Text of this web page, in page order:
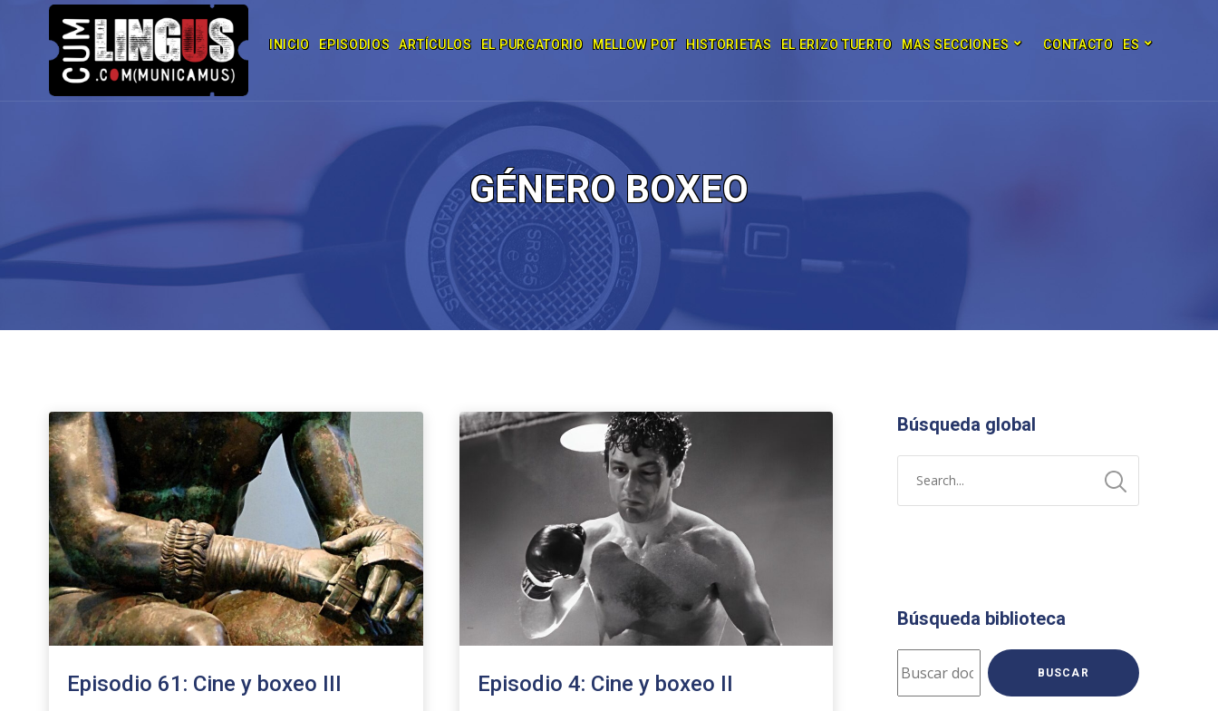
INICIO EPISODIOS ARTÍCULOS EL PURGATORIO MELLOW POT HISTORIETAS EL ERIZO TUERTO MAS SECCIONES CONTACTO ES
GÉNERO BOXEO
Episodio 61: Cine y boxeo III Episodio 4: Cine y boxeo II
Búsqueda global
Búsqueda biblioteca
BUSCAR